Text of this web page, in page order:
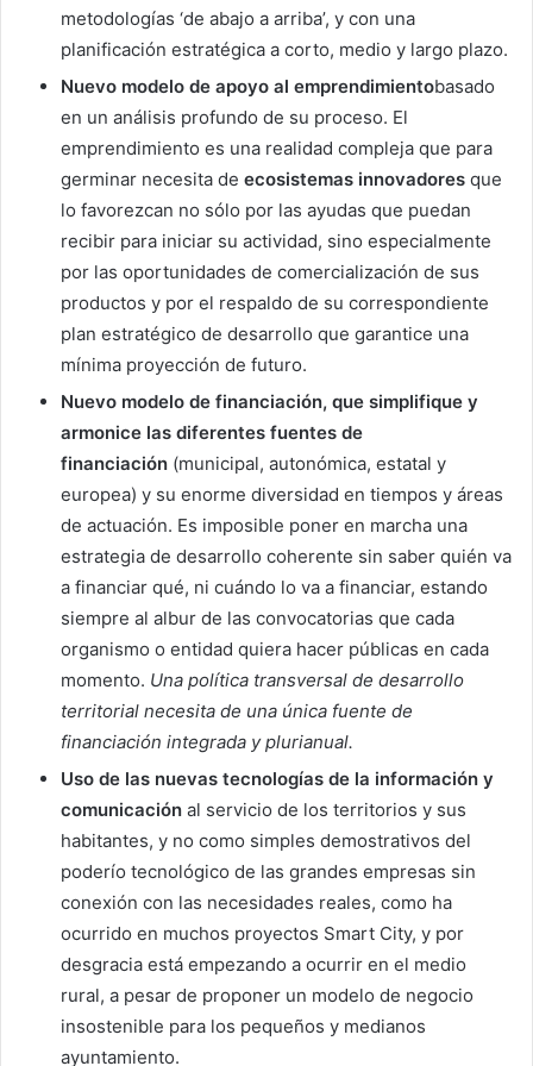
metodologías ‘de abajo a arriba’, y con una
planificación estratégica a corto, medio y largo plazo.
Nuevo modelo de apoyo al emprendimientobasado
en un análisis profundo de su proceso. El
emprendimiento es una realidad compleja que para
germinar necesita de ecosistemas innovadores que
lo favorezcan no sólo por las ayudas que puedan
recibir para iniciar su actividad, sino especialmente
por las oportunidades de comercialización de sus
productos y por el respaldo de su correspondiente
plan estratégico de desarrollo que garantice una
mínima proyección de futuro.
Nuevo modelo de financiación, que simplifique y
armonice las diferentes fuentes de
financiación (municipal, autonómica, estatal y
europea) y su enorme diversidad en tiempos y áreas
de actuación. Es imposible poner en marcha una
estrategia de desarrollo coherente sin saber quién va
a financiar qué, ni cuándo lo va a financiar, estando
siempre al albur de las convocatorias que cada
organismo o entidad quiera hacer públicas en cada
momento. Una política transversal de desarrollo
territorial necesita de una única fuente de
financiación integrada y plurianual.
Uso de las nuevas tecnologías de la información y
comunicación al servicio de los territorios y sus
habitantes, y no como simples demostrativos del
poderío tecnológico de las grandes empresas sin
conexión con las necesidades reales, como ha
ocurrido en muchos proyectos Smart City, y por
desgracia está empezando a ocurrir en el medio
rural, a pesar de proponer un modelo de negocio
insostenible para los pequeños y medianos
ayuntamiento.